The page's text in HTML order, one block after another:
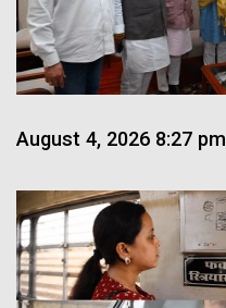
August 4, 2026 8:27 pm